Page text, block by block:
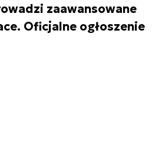
zaawansowane
Oficjalne ogłoszenie